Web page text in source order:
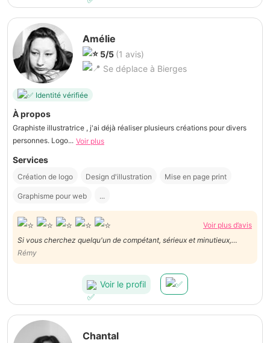
Amélie
5/5 (1 avis)
Se déplace à Bierges
Identité vérifiée
À propos
Graphiste illustratrice , j'ai déjà réaliser plusieurs créations pour divers
personnes. Logo... Voir plus
Services
Création de logo Design d'illustration Mise en page print
Graphisme pour web ...
Voir plus d’avis
Si vous cherchez quelqu'un de compétant, sérieux et minutieux,
n'hésitez surtout pas ! Amélie est la personne que vous cherchez !
Encore merci pour ta gentillesse et ton professionnalisme !
Rémy
Voir le profil
Chantal